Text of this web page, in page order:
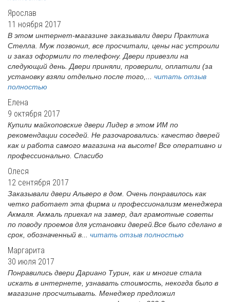
Ярослав
11 ноября 2017
В этом интернет-магазине заказывали двери Практика
Стелла. Муж позвонил, все просчитали, цены нас устроили
и заказ оформили по телефону. Двери привезли на
следующий день. Двери приняли, проверили, оплатили (за
установку взяли отдельно после того,... читать отзыв
полностью
Елена
9 октября 2017
Купили майкоповские двери Лидер в этом ИМ по
рекомендации соседей. Не разочаровались: качество дверей
как и работа самого магазина на высоте! Все оперативно и
профессионально. Спасибо
Олеся
12 сентября 2017
Заказывали двери Альверо в дом. Очень понравилось как
четко работает эта фирма и профессионализм менеджера
Акмаля. Акмаль приехал на замер, дал грамотные советы
по поводу проемов для установки дверей.Все было сделано в
срок, обозначенный в... читать отзыв полностью
Маргарита
30 июля 2017
Понравились двери Дариано Турин, как и многие стала
искать в интернете, узнавать стоимость, некогда было в
магазине просчитывать. Менеджер предложил